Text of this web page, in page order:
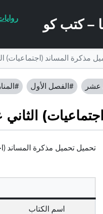
مذكرة المساند (اجتماعيات)
عشر #الفصل الأول
تحميل تحميل مذكرة المساند
اسم الكتاب